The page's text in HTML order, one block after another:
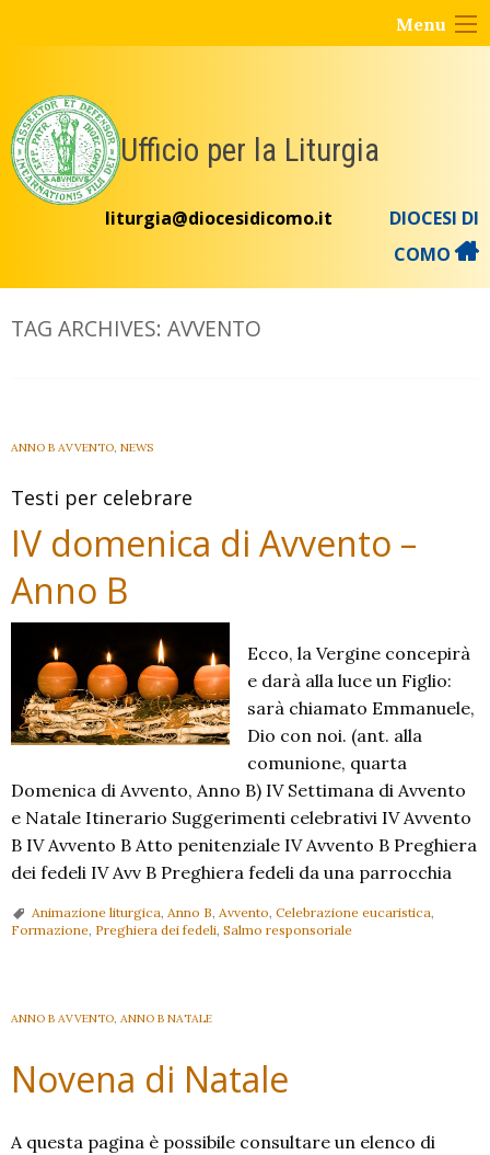
Menu
Ufficio per la Liturgia
liturgia@diocesidicomo.it
DIOCESI DI
COMO
TAG ARCHIVES: AVVENTO
ANNO B AVVENTO, NEWS
Testi per celebrare
IV domenica di Avvento –
Anno B
Ecco, la Vergine concepirà
e darà alla luce un Figlio:
sarà chiamato Emmanuele,
Dio con noi. (ant. alla
comunione, quarta
Domenica di Avvento, Anno B) IV Settimana di Avvento
e Natale Itinerario Suggerimenti celebrativi IV Avvento
B IV Avvento B Atto penitenziale IV Avvento B Preghiera
dei fedeli IV Avv B Preghiera fedeli da una parrocchia
Animazione liturgica, Anno B, Avvento, Celebrazione eucaristica,
Formazione, Preghiera dei fedeli, Salmo responsoriale
ANNO B AVVENTO, ANNO B NATALE
Novena di Natale
A questa pagina è possibile consultare un elenco di